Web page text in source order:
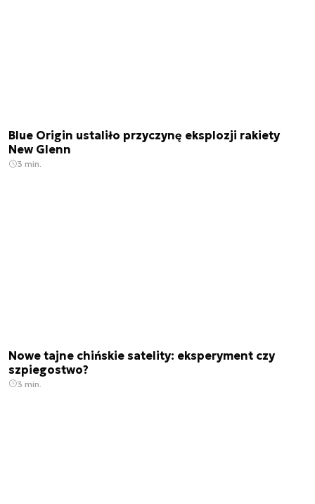
Blue Origin ustaliło przyczynę eksplozji rakiety
New Glenn
3 min.
Nowe tajne chińskie satelity: eksperyment czy
szpiegostwo?
3 min.